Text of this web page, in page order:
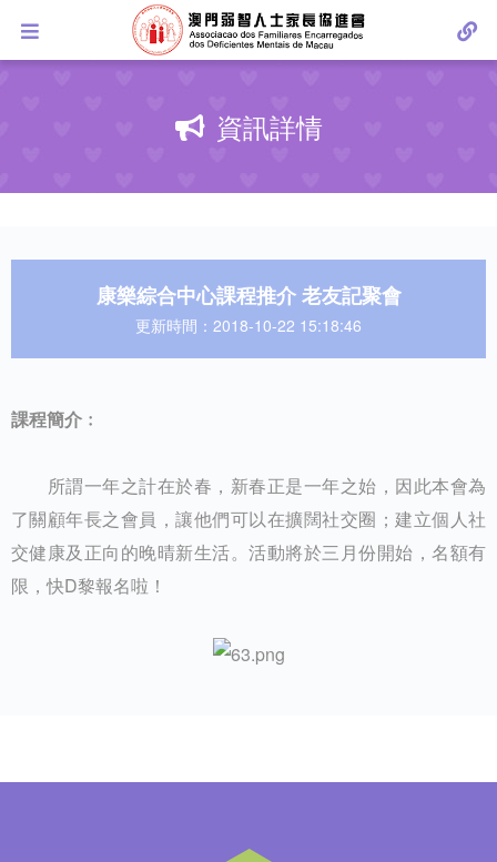
資訊詳情
康樂綜合中心課程推介 老友記聚會
更新時間：2018-10-22 15:18:46
課程簡介﹕
所謂一年之計在於春，新春正是一年之始，因此本會為
了關顧年長之會員，讓他們可以在擴闊社交圈；建立個人社
交健康及正向的晚晴新生活。活動將於三月份開始，名額有
限，快D黎報名啦！